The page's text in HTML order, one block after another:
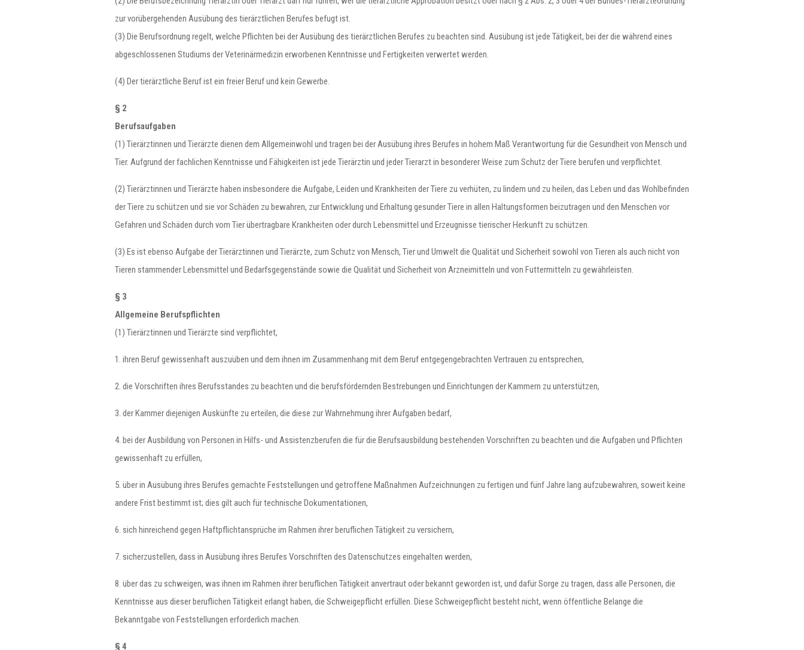
zur vorübergehenden Ausübung des tierärztlichen Berufes befugt ist.
(3) Die Berufsordnung regelt, welche Pflichten bei der Ausübung des tierärztlichen Berufes zu beachten sind. Ausübung ist jede Tätigkeit, bei der die während eines
abgeschlossenen Studiums der Veterinärmedizin erworbenen Kenntnisse und Fertigkeiten verwertet werden.
(4) Der tierärztliche Beruf ist ein freier Beruf und kein Gewerbe.
§ 2
Berufsaufgaben
(1) Tierärztinnen und Tierärzte dienen dem Allgemeinwohl und tragen bei der Ausübung ihres Berufes in hohem Maß Verantwortung für die Gesundheit von Mensch und
Tier. Aufgrund der fachlichen Kenntnisse und Fähigkeiten ist jede Tierärztin und jeder Tierarzt in besonderer Weise zum Schutz der Tiere berufen und verpflichtet.
(2) Tierärztinnen und Tierärzte haben insbesondere die Aufgabe, Leiden und Krankheiten der Tiere zu verhüten, zu lindern und zu heilen, das Leben und das Wohlbefinden
der Tiere zu schützen und sie vor Schäden zu bewahren, zur Entwicklung und Erhaltung gesunder Tiere in allen Haltungsformen beizutragen und den Menschen vor
Gefahren und Schäden durch vom Tier übertragbare Krankheiten oder durch Lebensmittel und Erzeugnisse tierischer Herkunft zu schützen.
(3) Es ist ebenso Aufgabe der Tierärztinnen und Tierärzte, zum Schutz von Mensch, Tier und Umwelt die Qualität und Sicherheit sowohl von Tieren als auch nicht von
Tieren stammender Lebensmittel und Bedarfsgegenstände sowie die Qualität und Sicherheit von Arzneimitteln und von Futtermitteln zu gewährleisten.
§ 3
Allgemeine Berufspflichten
(1) Tierärztinnen und Tierärzte sind verpflichtet,
1. ihren Beruf gewissenhaft auszuüben und dem ihnen im Zusammenhang mit dem Beruf entgegengebrachten Vertrauen zu entsprechen,
2. die Vorschriften ihres Berufsstandes zu beachten und die berufsfördernden Bestrebungen und Einrichtungen der Kammern zu unterstützen,
3. der Kammer diejenigen Auskünfte zu erteilen, die diese zur Wahrnehmung ihrer Aufgaben bedarf,
4. bei der Ausbildung von Personen in Hilfs- und Assistenzberufen die für die Berufsausbildung bestehenden Vorschriften zu beachten und die Aufgaben und Pflichten
gewissenhaft zu erfüllen,
5. über in Ausübung ihres Berufes gemachte Feststellungen und getroffene Maßnahmen Aufzeichnungen zu fertigen und fünf Jahre lang aufzubewahren, soweit keine
andere Frist bestimmt ist; dies gilt auch für technische Dokumentationen,
6. sich hinreichend gegen Haftpflichtansprüche im Rahmen ihrer beruflichen Tätigkeit zu versichern,
7. sicherzustellen, dass in Ausübung ihres Berufes Vorschriften des Datenschutzes eingehalten werden,
8. über das zu schweigen, was ihnen im Rahmen ihrer beruflichen Tätigkeit anvertraut oder bekannt geworden ist, und dafür Sorge zu tragen, dass alle Personen, die
Kenntnisse aus dieser beruflichen Tätigkeit erlangt haben, die Schweigepflicht erfüllen. Diese Schweigepflicht besteht nicht, wenn öffentliche Belange die
Bekanntgabe von Feststellungen erforderlich machen.
§ 4